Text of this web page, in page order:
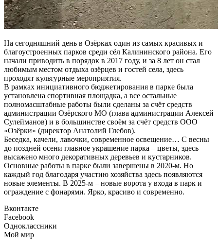
На сегодняшний день в Озёрках один из самых красивых и
благоустроенных парков среди сёл Калининского района. Его
начали приводить в порядок в 2017 году, и за 8 лет он стал
любимым местом отдыха озёрцев и гостей села, здесь
проходят культурные мероприятия.
В рамках инициативного бюджетирования в парке была
установлена спортивная площадка, а все остальные
полномасштабные работы были сделаны за счёт средств
администрации Озёрского МО (глава администрации Алексей
Сулейманов) и в большинстве своём за счёт средств ООО
«Озёрки» (директор Анатолий Глебов).
Беседка, качели, лавочки, современное освещение… С весны
до поздней осени главное украшение парка – цветы, здесь
высажено много декоративных деревьев и кустарников.
Основные работы в парке были завершены в 2020-м. Но
каждый год благодаря участию хозяйства здесь появляются
новые элементы. В 2025-м – новые ворота у входа в парк и
ограждение с фонарями. Ярко, красиво и современно.
Вконтакте
Facebook
Одноклассники
Мой мир